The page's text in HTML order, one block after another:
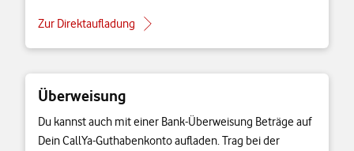
Zur Direktaufladung
Überweisung
Du kannst auch mit einer Bank-Überweisung Beträge auf
Dein CallYa-Guthabenkonto aufladen. Trag bei der